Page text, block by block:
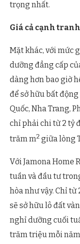
trọng nhất.
Giá cả cạnh
Mặt khác, với mức
dưỡng đẳng cấp
dàng hơn bao giờ
để sở hữu bất
Quốc, Nha Trang,
chỉ phải chi từ 2 tỷ
trăm m2giữa lòng
Với Jamona Home
tuần và đầu tư
hòa như vậy. Chỉ
sẽ sở hữu lô đất
nghỉ dưỡng cuối
trăm triệu mỗi